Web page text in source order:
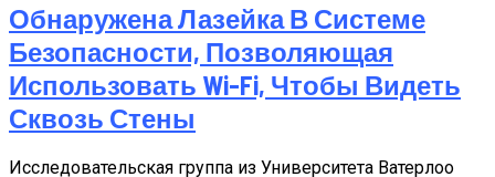
Обнаружена Лазейка В Системе
Безопасности, Позволяющая
Использовать Wi-Fi, Чтобы Видеть
Сквозь Стены
Исследовательская группа из Университета Ватерлоо